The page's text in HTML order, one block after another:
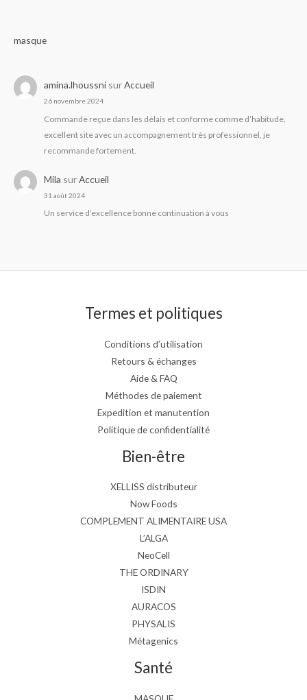
masque
amina.lhoussni surAccueil
26 novembre 2024
Commande reçue dans les délais et conforme comme d’habitude,
excellent site avec un accompagnement très professionnel, je
recommande fortement.
Mila surAccueil
31 août 2024
Un service d’excellence bonne continuation à vous
Termes et politiques
Conditions d’utilisation
Retours & échanges
Aide & FAQ
Méthodes de paiement
Expedition et manutention
Politique de confidentialité
Bien-être
XELLISS distributeur
Now Foods
COMPLEMENT ALIMENTAIRE USA
L’ALGA
NeoCell
THE ORDINARY
ISDIN
AURACOS
PHYSALIS
Métagenics
Santé